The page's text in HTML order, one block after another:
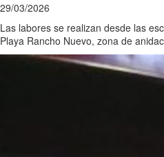
29/03/2026
Las labores se realizan desde las
Playa Rancho Nuevo, zona de